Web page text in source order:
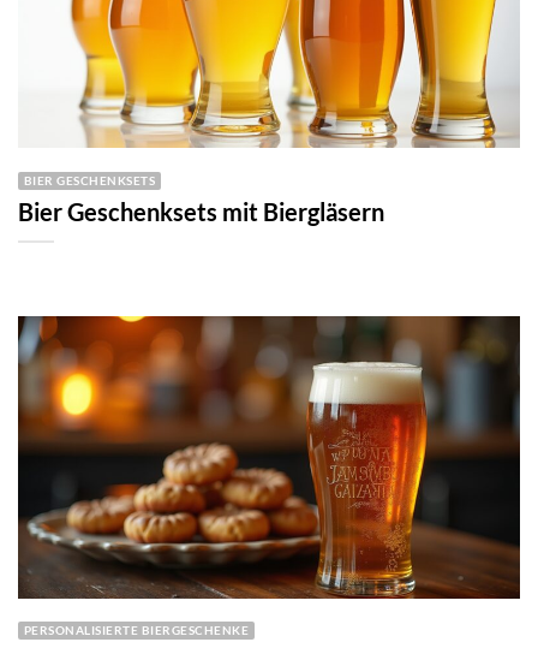
BIER GESCHENKSETS
Bier Geschenksets mit Biergläsern
PERSONALISIERTE BIERGESCHENKE